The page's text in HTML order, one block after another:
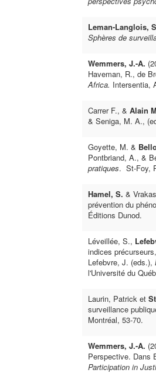
Leman-Langlois,
Sphères de
Wemmers, J.-A.
Haveman, R., de
Africa. Intersentia,
Carrer F., & Alain
& Seniga, M. A.,
Goyette, M. &
Pontbriand, A., &
pratiques. St-Foy,
Hamel, S. &
prévention du
Éditions Dunod.
Léveillée, S.,
indices
Lefebvre, J. (eds.),
l'Université du
Laurin, Patrick et
surveillance
Montréal, 53-70.
Wemmers, J.-A.
Perspective. Dans
Participation in